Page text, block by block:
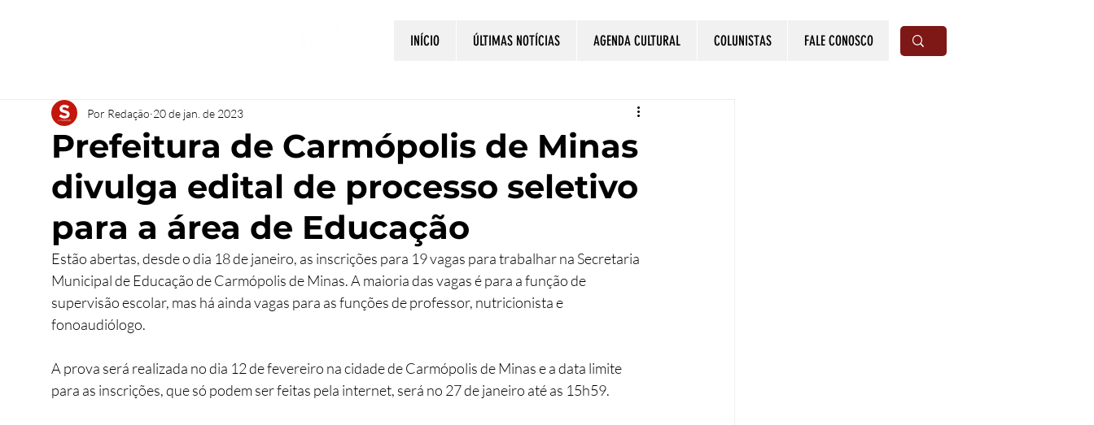
INÍCIO ÚLTIMAS NOTÍCIAS AGENDA CULTURAL COLUNISTAS FALE CONOSCO
Prefeitura de Carmópolis de Minas
divulga edital de processo seletivo
para a área de Educação
Por Redação 20 de jan. de 2023
Estão abertas, desde o dia 18 de janeiro, as inscrições para 19 vagas para trabalhar na Secretaria
Municipal de Educação de Carmópolis de Minas. A maioria das vagas é para a função de
supervisão escolar, mas há ainda vagas para as funções de professor, nutricionista e
fonoaudiólogo.
A prova será realizada no dia 12 de fevereiro na cidade de Carmópolis de Minas e a data limite
para as inscrições, que só podem ser feitas pela internet, será no 27 de janeiro até as 15h59.